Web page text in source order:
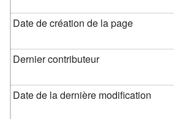
Date de création de la page
Dernier contributeur
Date de la dernière modification